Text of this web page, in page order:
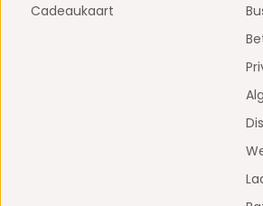
Cadeaukaart